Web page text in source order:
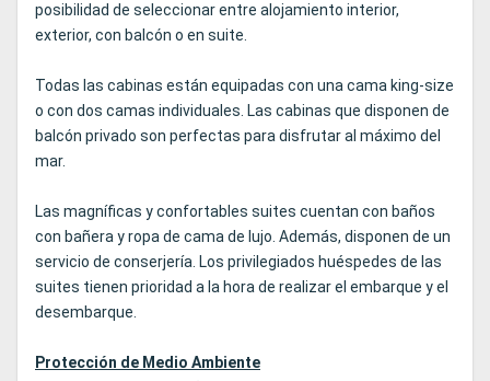
posibilidad de seleccionar entre alojamiento interior,
exterior, con balcón o en suite.
Todas las cabinas están equipadas con una cama king-size
o con dos camas individuales. Las cabinas que disponen de
balcón privado son perfectas para disfrutar al máximo del
mar.
Las magníficas y confortables suites cuentan con baños
con bañera y ropa de cama de lujo. Además, disponen de un
servicio de conserjería. Los privilegiados huéspedes de las
suites tienen prioridad a la hora de realizar el embarque y el
desembarque.
Protección de Medio Ambiente